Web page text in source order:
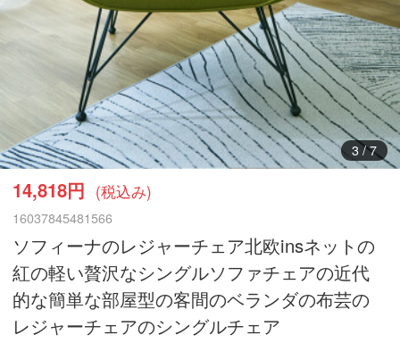
4/7
14,818円 (税込み)
16037845481566
ソフィーナのレジャーチェア北欧insネットの
紅の軽い贅沢なシングルソファチェアの近代
的な簡単な部屋型の客間のベランダの布芸の
レジャーチェアのシングルチェア